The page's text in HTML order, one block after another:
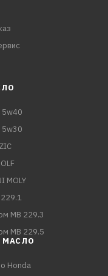
5w40
5w30
MOLY
MB 229.3
MB 229.5
МАСЛО
Honda